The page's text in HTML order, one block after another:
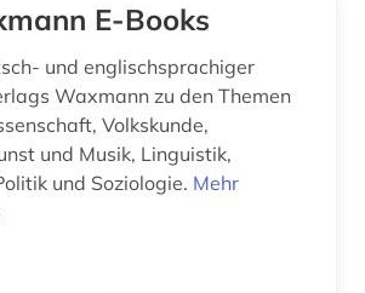
E-Books
und englischsprachiger
Waxmann zu den Themen
Volkskunde,
und Musik, Linguistik,
und Soziologie. Mehr